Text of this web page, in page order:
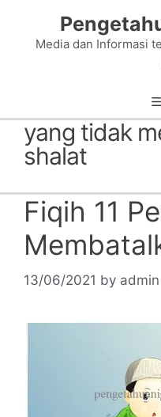
contentMedia dan Informasi
yang tidak
shalat
Fiqih 11
13/06/2021 by admin